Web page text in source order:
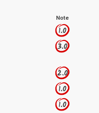
Note
1.0
3.0
2.0
1.0
1.0